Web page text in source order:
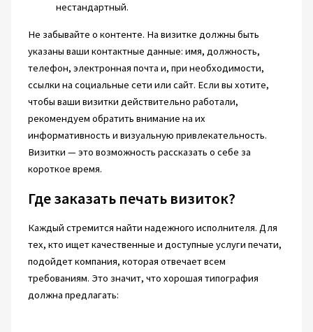
нестандартный.
Не забывайте о контенте. На визитке должны быть
указаны ваши контактные данные: имя, должность,
телефон, электронная почта и, при необходимости,
ссылки на социальные сети или сайт. Если вы хотите,
чтобы ваши визитки действительно работали,
рекомендуем обратить внимание на их
информативность и визуальную привлекательность.
Визитки — это возможность рассказать о себе за
короткое время.
Где заказать печать визиток?
Каждый стремится найти надежного исполнителя. Для
тех, кто ищет качественные и доступные услуги печати,
подойдет компания, которая отвечает всем
требованиям. Это значит, что хорошая типография
должна предлагать: